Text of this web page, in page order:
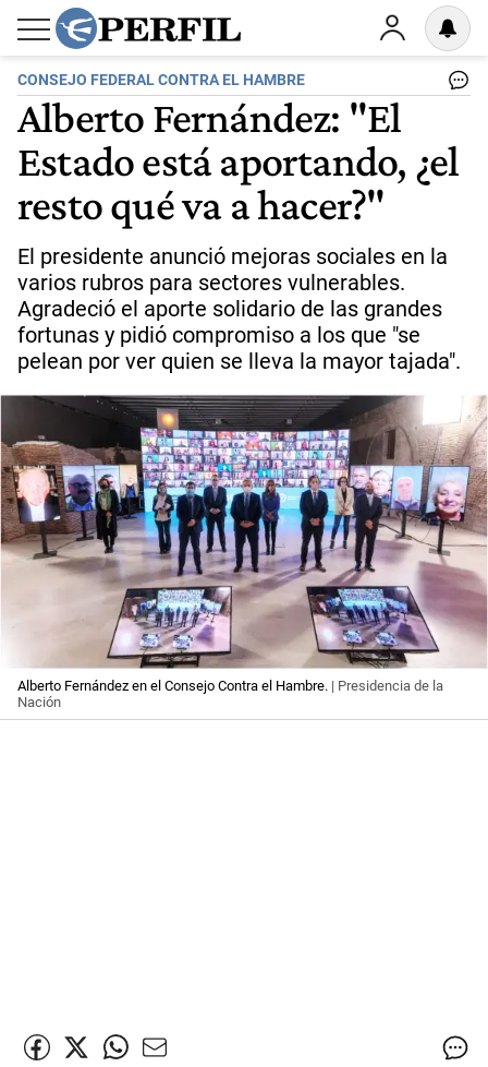
CONSEJO FEDERAL CONTRA EL HAMBRE
Alberto Fernández: "El
Estado está aportando, ¿el
resto qué va a hacer?"
El presidente anunció mejoras sociales en la
varios rubros para sectores vulnerables.
Agradeció el aporte solidario de las grandes
fortunas y pidió compromiso a los que "se
pelean por ver quien se lleva la mayor tajada".
Alberto Fernández en el Consejo Contra el Hambre. | Presidencia de la
Nación